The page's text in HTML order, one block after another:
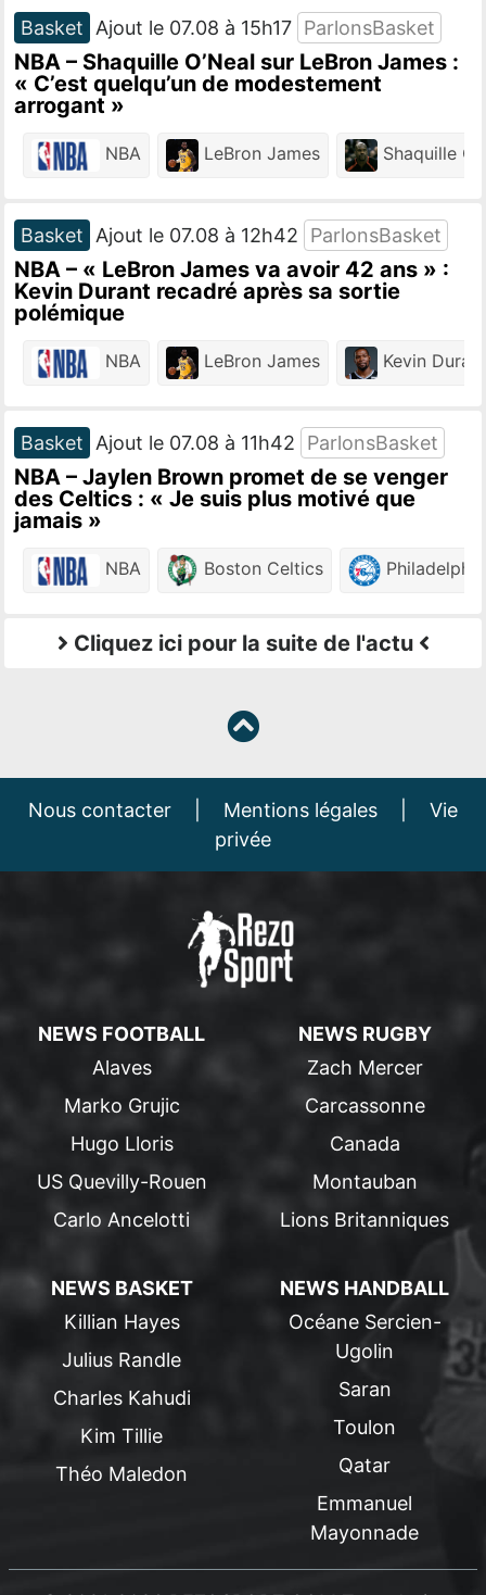
Basket Ajout le 07.08 à 15h17 ParlonsBasket
NBA – Shaquille O’Neal sur LeBron James :
« C’est quelqu’un de modestement
arrogant »
NBA LeBron James Shaquille
Basket Ajout le 07.08 à 12h42 ParlonsBasket
NBA – « LeBron James va avoir 42 ans » :
Kevin Durant recadré après sa sortie
polémique
NBA LeBron James Kevin
Basket Ajout le 07.08 à 11h42 ParlonsBasket
NBA – Jaylen Brown promet de se venger
des Celtics : « Je suis plus motivé que
jamais »
NBA Boston Celtics
Cliquez ici pour la suite de l'actu
Nous contacter Mentions légales
Vie
privée
NEWS FOOTBALL
Alaves
Marko Grujic
Hugo Lloris
US Quevilly-Rouen
Carlo Ancelotti
NEWS RUGBY
Zach Mercer
Carcassonne
Canada
Montauban
Lions Britanniques
NEWS BASKET
Killian Hayes
Julius Randle
Charles Kahudi
Kim Tillie
Théo Maledon
NEWS HANDBALL
Océane Sercien-
Ugolin
Saran
Toulon
Qatar
Emmanuel
Mayonnade